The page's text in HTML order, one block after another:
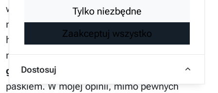
Tylko niezbędne
Zaakceptuj wszystko
Dostosuj
wibracjami przy częstym rozruchu, jednak w
najnowszych konstrukcjach z tzw. miękką
hybrydą (Mild Hybrid), proces ten jest niemal
niewyczuwalny dzięki zastosowaniu
generatora-rozrusznika
zintegrowanego z
paskiem. W mojej opinii, mimo pewnych